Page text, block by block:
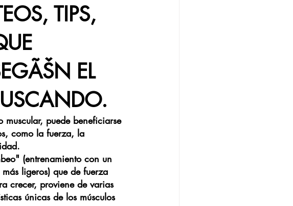
TIPS,
EL
puede beneficiarse
como la fuerza, la
(entrenamiento con un
ligeros) que de fuerza
crecer, proviene de varias
únicas de los músculos